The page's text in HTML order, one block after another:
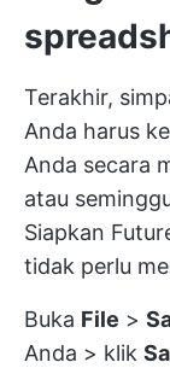
Terakhir,
Anda harus
Anda secara
atau
Siapkan
tidak perlu
Buka File >
Anda > klik